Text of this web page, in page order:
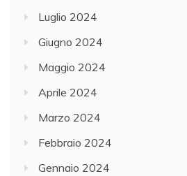
Luglio 2024
Giugno 2024
Maggio 2024
Aprile 2024
Marzo 2024
Febbraio 2024
Gennaio 2024